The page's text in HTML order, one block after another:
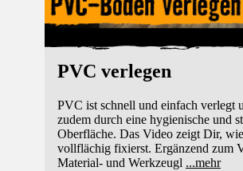
PVC verlegen
PVC ist schnell und einfach verlegt
zudem durch eine hygienische und
Oberfläche. Das Video zeigt Dir,
vollflächig fixierst. Ergänzend zum
Material- und Werkzeugl ...mehr